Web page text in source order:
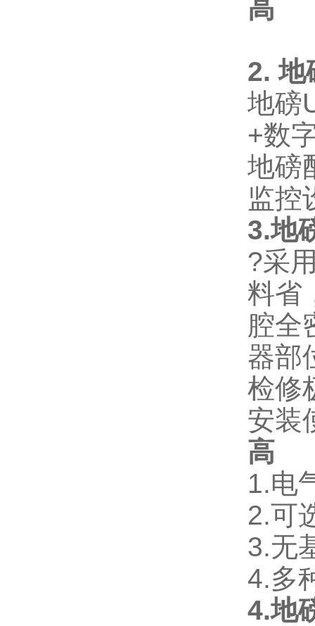
高
2.地
地磅
+数
地磅
监控
3.地
?采
料省
腔全
器部
检修
安装
高
1.电
2.可
3.无
4.多
4.地